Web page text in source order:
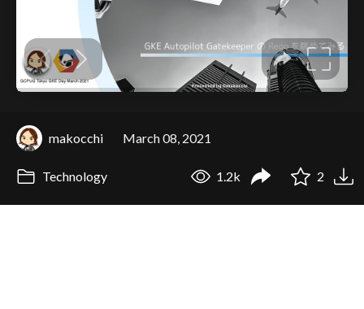
makocchi March 08, 2021
Technology 1.2k 2